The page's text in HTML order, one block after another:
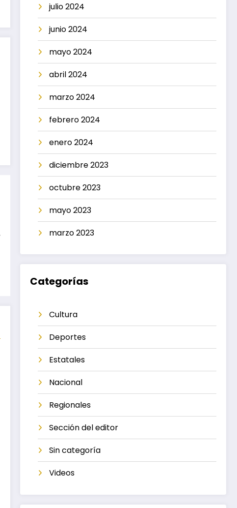
julio 2024
junio 2024
mayo 2024
abril 2024
marzo 2024
febrero 2024
enero 2024
diciembre 2023
octubre 2023
mayo 2023
marzo 2023
Categorías
Cultura
Deportes
Estatales
Nacional
Regionales
Sección del editor
Sin categoría
Videos